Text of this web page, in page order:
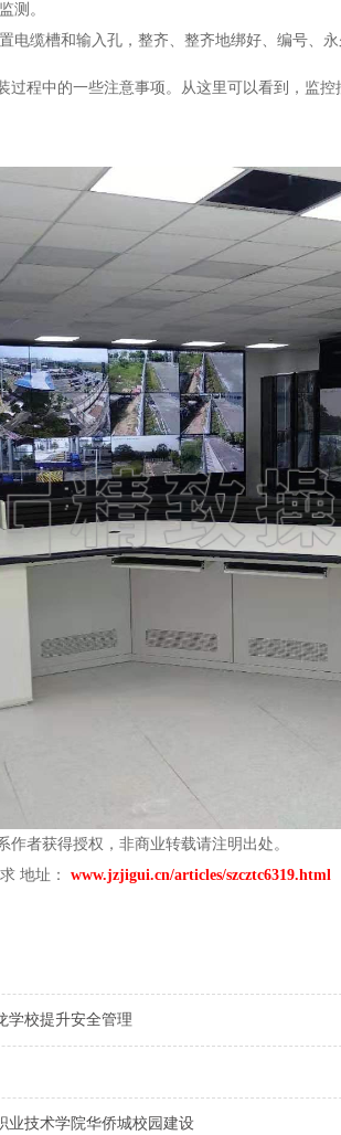
测。
电缆槽和输入孔，整齐、整齐地绑好、编号、永
过程中的一些注意事项。从这里可以看到，监
者获得授权，非商业转载请注明出处。
地址： www.jzjigui.cn/articles/szcztc6319.html
学校提升安全管理
业技术学院华侨城校园建设